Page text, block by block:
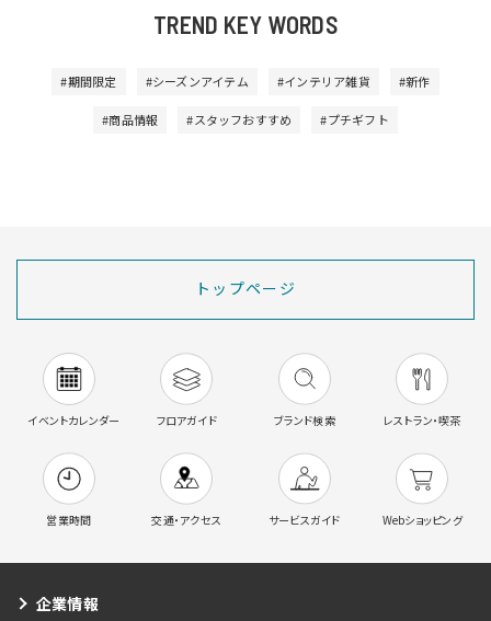
TREND KEY WORDS
#期間限定 #シーズンアイテム #インテリア雑貨 #新作
#商品情報 #スタッフおすすめ #プチギフト
トップページ
イベントカレンダー フロアガイド ブランド検索 レストラン・喫茶
営業時間 交通・アクセス サービスガイド Webショッピング
企業情報